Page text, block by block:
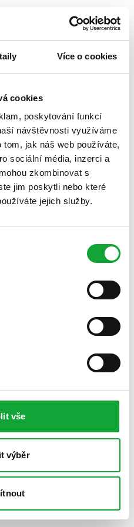
Více o cookies
cookies
poskytování funkcí
návštěvnosti využíváme
jak náš web používáte,
sociální média, inzerci a
zkombinovat s
jim poskytli nebo které
jejich služby.
vše
výběr